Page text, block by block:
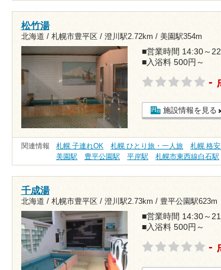
松竹湯
北海道 / 札幌市豊平区 / 澄川駅2.72km / 美園駅354m
■営業時間 14:30～
■入浴料 500円～
-
施設情報を見る
関連情報 札幌 子連れOK 札幌 ひとり旅・一人旅 札幌 格
美園駅
豊平公園駅 平岸駅 札幌市東西線白石駅
千成湯
北海道 / 札幌市豊平区 / 澄川駅2.73km / 豊平公園駅623m
■営業時間 14:30～
■入浴料 500円～
-